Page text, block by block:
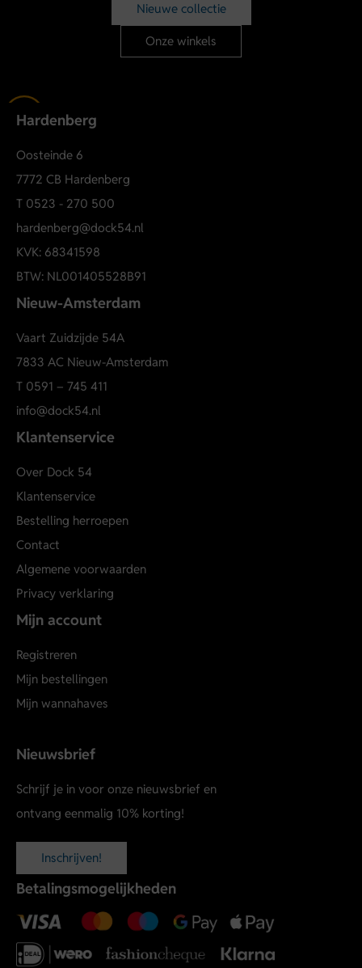
Nieuwe collectie
Onze winkels
Hardenberg
Oosteinde 6
7772 CB Hardenberg
T 0523 - 270 500
hardenberg@dock54.nl
KVK: 68341598
BTW: NL001405528B91
Nieuw-Amsterdam
Vaart Zuidzijde 54A
7833 AC Nieuw-Amsterdam
T 0591 – 745 411
info@dock54.nl
Klantenservice
Over Dock 54
Klantenservice
Bestelling herroepen
Contact
Algemene voorwaarden
Privacy verklaring
Mijn account
Registreren
Mijn bestellingen
Mijn wannahaves
Nieuwsbrief
Schrijf je in voor onze nieuwsbrief en
ontvang eenmalig 10% korting!
Inschrijven!
Betalingsmogelijkheden